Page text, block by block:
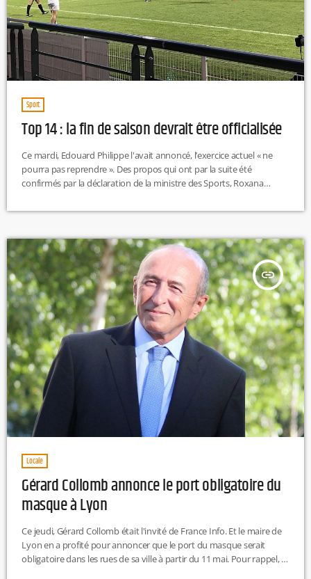
Sport
Top 14 : la fin de saison devrait être officialisée
Ce mardi, Edouard Philippe l'avait annoncé, l’exercice actuel « ne
pourra pas reprendre ». Des propos qui ont par la suite été
confirmés par la déclaration de la ministre des Sports, Roxana
avant le mois d'août. Mais, pendant ce mois d’août, des matches à
nationale de […]
insert_link
Locale
Gérard Collomb annonce le port obligatoire du
masque à Lyon
Ce jeudi, Gérard Collomb était l'invité de France Info. Et le maire de
Lyon en a profité pour annoncer que le port du masque serait
obligatoire dans les rues de sa ville à partir du 11 mai. Pour rappel, le